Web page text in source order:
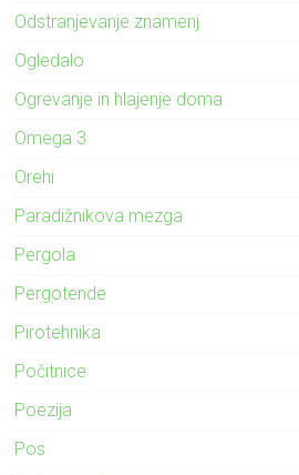
Odstranjevanje znamenj
Ogledalo
Ogrevanje in hlajenje doma
Omega 3
Orehi
Paradižnikova mezga
Pergola
Pergotende
Pirotehnika
Počitnice
Poezija
Pos